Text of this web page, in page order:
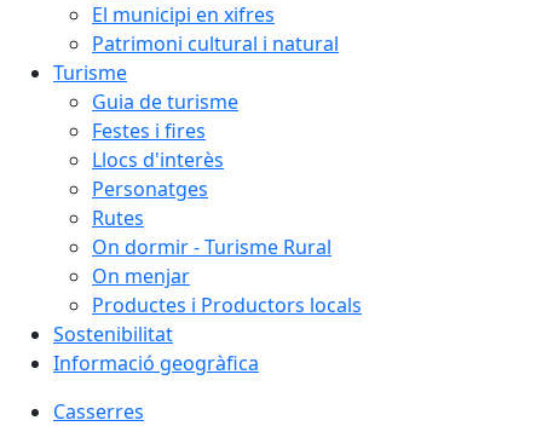
El municipi en xifres
Patrimoni cultural i natural
Turisme
Guia de turisme
Festes i fires
Llocs d'interès
Personatges
Rutes
On dormir - Turisme Rural
On menjar
Productes i Productors locals
Sostenibilitat
Informació geogràfica
Casserres